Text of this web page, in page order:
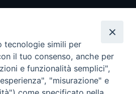
tecnologie simili per
il tuo consenso, anche per
e funzionalità semplici",
"misurazione" e